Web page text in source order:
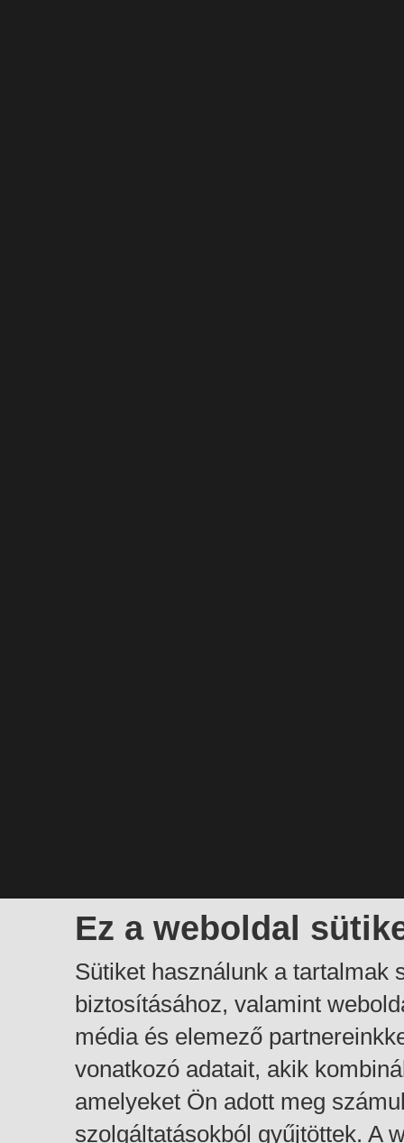
Ez a weboldal
Sütiket használunk a tartalmak
biztosításához, valamint
média és elemező
vonatkozó adatait, akik
amelyeket Ön adott meg
szolgáltatásokból gyűjtöttek. A